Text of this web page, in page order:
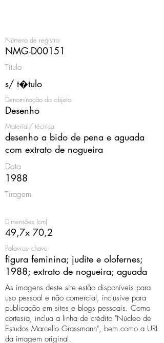
Número de registro
NMG-D00151
Título
s/ t�tulo
Denominação do objeto
Desenho
Material/ técnica
desenho a bido de pena e aguada
com extrato de nogueira
Data
1988
Tiragem
Dimensões (cm)
49,7x 70,2
Palavras- chave
figura feminina; judite e olofernes;
1988; extrato de nogueira; aguada
As imagens deste site estão disponíveis para
uso pessoal e não comercial, inclusive para
publicação em sites e blogs pessoais. Como
cortesia, inclua a linha de crédito "Núcleo de
Estudos Marcello Grassmann", bem como a URL
da imagem original.